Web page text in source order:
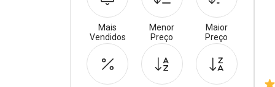
Mais
Vendidos
Menor
Preço
Maior
Preço